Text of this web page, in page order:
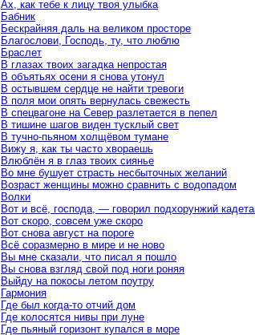
Ах, как тебе к лицу твоя улыбка
Бабник
Бескрайняя даль на великом просторе
Благослови, Господь, ту, что люблю
Браслет
В глазах твоих загадка непростая
В объятьях осени я снова утонул
В остывшем сердце не найти тревоги
В поля мои опять вернулась свежесть
В спецвагоне на Север разлетается в пепел
В тишине шагов виден тусклый свет
В тучно-пьяном холщёвом тумане
Вижу я, как ты часто хвораешь
Влюблён я в глаз твоих сиянье
Во мне бушует страсть несбыточных желаний
Возраст женщины можно сравнить с водопадом
Волки
Вот и всё, господа, — говорил подхорунжий
Вот скоро, совсем уже скоро
Вот снова август на пороге
Всё соразмерно в мире и не ново
Вы мне сказали, что писал я пошло
Вы снова взгляд свой под ноги роняя
Выйду на покосы летом поутру
Гармония
Где был когда-то отчий дом
Где колосятся нивы при луне
Где пьяный горизонт купался в море